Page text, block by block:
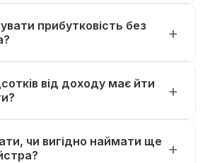
прибутковість без
від доходу має йти
чи вигідно наймати ще